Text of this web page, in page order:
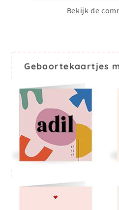
Bekijk de
Geboortekaartjes